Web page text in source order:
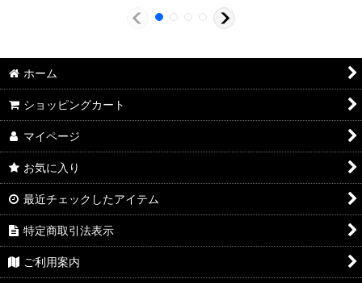
ホーム
ショッピングカート
マイページ
お気に入り
最近チェックしたアイテム
特定商取引法表示
ご利用案内